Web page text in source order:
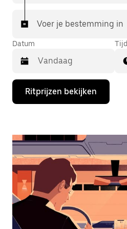
Voer je bestemming in
Datum
Druk
de
de
te
openen
een
datum
te
selecteren.
Druk
Tijd
Ritprijzen bekijken